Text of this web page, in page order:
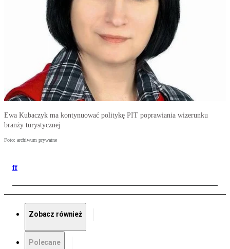
Ewa Kubaczyk ma kontynuować politykę PIT poprawiania wizerunku
branży turystycznej
Foto: archiwum prywatne
ff
Zobacz również
Polecane